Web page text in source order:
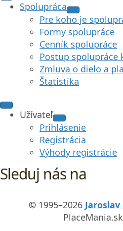
Spolupráca
Pre koho je
Formy spolupráce
Cenník spolupráce
Postup spolupráce
Zmluva o dielo a
Štatistika
Užívateľ
Prihlásenie
Registrácia
Výhody registrácie
Sleduj nás na
© 1995–2026